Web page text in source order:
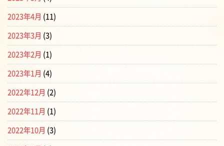
2023年4月 (11)
2023年3月 (3)
2023年2月 (1)
2023年1月 (4)
2022年12月 (2)
2022年11月 (1)
2022年10月 (3)